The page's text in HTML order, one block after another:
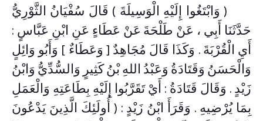
( وَابْتَغُوا إِلَيْهِ الْوَسِيلَةَ ) قَالَ سُفْيَانُ الثَّوْرِيُّ
حَدَّثَنَا أَبِي ، عَنْ طَلْحَةَ عَنْ عَطَاءٍ عَنِ ابْنِ عَبَّاسٍ :
أَيِ الْقُرْبَةَ . وَكَذَا قَالَ مُجَاهِدٌ [ وَعَطَاءٌ ] وَأَبُو وَائِلٍ
وَالْحَسَنُ وَقَتَادَةُ وَعَبْدُ اللهِ بْنُ كَثِيرٍ وَالسُّدِّيُّ وَابْنُ
زَيْدٍ . وَقَالَ قَتَادَةُ : أَيْ تَقَرَّبُوا إِلَيْهِ بِطَاعَتِهِ وَالْعَمَلِ
بِمَا يُرْضِيهِ . وَقَرَأَ ابْنُ زَيْدٍ : ( أُولَئِكَ الَّذِينَ يَدْعُونَ